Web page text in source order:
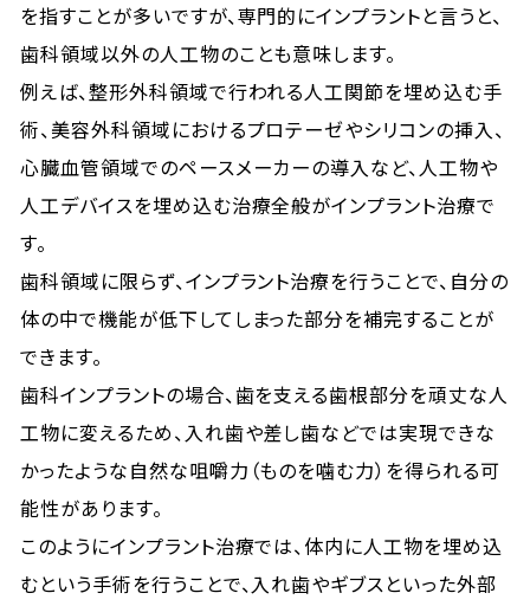
を指すことが多いですが、専門的にインプラントと言うと、
歯科領域以外の人工物のことも意味します。
例えば、整形外科領域で行われる人工関節を埋め込む手
術、美容外科領域におけるプロテーゼやシリコンの挿入、
心臓血管領域でのペースメーカーの導入など、人工物や
人工デバイスを埋め込む治療全般がインプラント治療で
す。
歯科領域に限らず、インプラント治療を行うことで、自分の
体の中で機能が低下してしまった部分を補完することが
できます。
歯科インプラントの場合、歯を支える歯根部分を頑丈な人
工物に変えるため、入れ歯や差し歯などでは実現できな
かったような自然な咀嚼力（ものを噛む力）を得られる可
能性があります。
このようにインプラント治療では、体内に人工物を埋め込
むという手術を行うことで、入れ歯やギブスといった外部